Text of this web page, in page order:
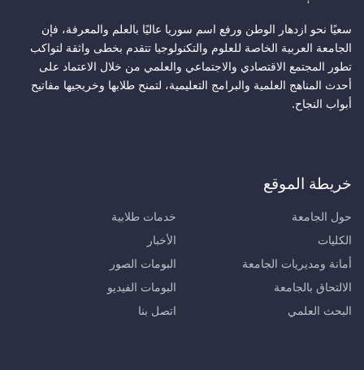
سعيًا نحو ازدهار الوطن ورفع اسم سوريا عاليًا بالعلم والمعرفة، فإن
الجامعة العربية الخاصة للعلوم والتكنولوجيا تتقدم بخطى واثقة لتواكب
تطور المجتمع الاقتصادي والاجتماعي والعلمي من خلال الاعتماد على
أحدث المناهج العلمية والبرامج التعليمية، لتمنح طلابها وخريجيها مفاتيح
أبواب النجاح.
خريطة الموقع
حول الجامعة
الكليات
أمانة ومديريات الجامعة
الالتحاق بالجامعة
البحث العلمي
خدمات طلابية
الأخبار
البومات الصور
البومات الفيديو
اتصل بنا